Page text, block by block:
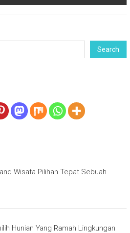
Search
Wisata Pilihan Tepat Sebuah
Hunian Yang Ramah Lingkungan